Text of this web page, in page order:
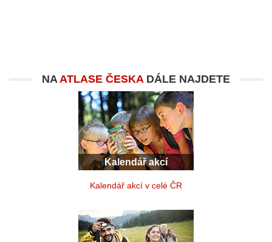
NAATLASE ČESKADÁLE NAJDETE
Kalendář akcí
Kalendář akcí v celé ČR